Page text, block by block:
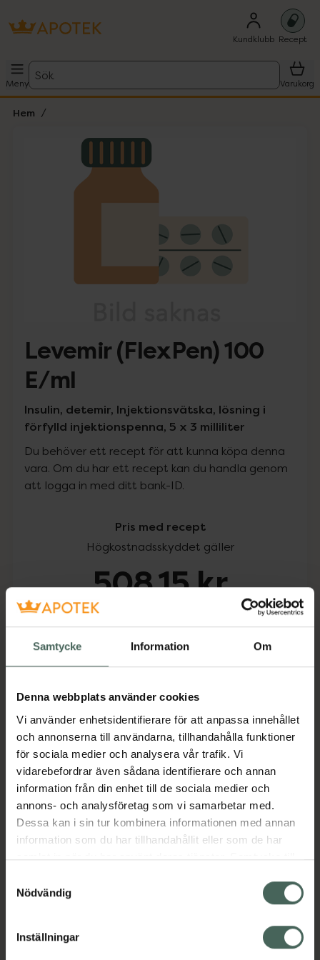
Samtycke Information Om
Denna webbplats använder cookies
Vi använder enhetsidentifierare för att anpassa innehållet
och annonserna till användarna, tillhandahålla funktioner
för sociala medier och analysera vår trafik. Vi
vidarebefordrar även sådana identifierare och annan
information från din enhet till de sociala medier och
annons- och analysföretag som vi samarbetar med.
Dessa kan i sin tur kombinera informationen med annan
information som du har tillhandahållit eller som de har
samlat in när du har använt deras tjänster. Samtycke till
återkalla ditt samtycke via webbplatsens
cookieinställningar. Ett återkallat samtycke påverkar inte
lagligheten av behandling som skett innan återkallelsen.
Nödvändig
Inställningar
Kundklubb Recept
Meny
Sök
Varukorg
Hem
Lista: . Innehåller 1 objekt.
Levemir (FlexPen) 100
E/ml
Insulin, detemir, Injektionsvätska, lösning i
förfylld injektionspenna, 5 x 3 milliliter
Du behöver ett recept för att kunna köpa denna
vara. Om du har ett recept kan du handla genom
att logga in med ditt bank-ID.
Pris med recept
Högkostnadsskyddet gäller
508,15 kr
Köp via ditt recept
Aktuella erbjudanden
Beskrivning Dölj
Läs alltid bipacksedeln innan
användning.
EAN:07046264071618
Bipacksedel från FASS Visa